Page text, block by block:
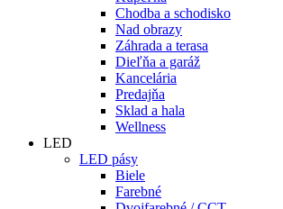
Chodba a schodisko
Nad obrazy
Záhrada a terasa
Dieľňa a garáž
Kancelária
Predajňa
Sklad a hala
Wellness
LED
LED pásy
Biele
Farebné